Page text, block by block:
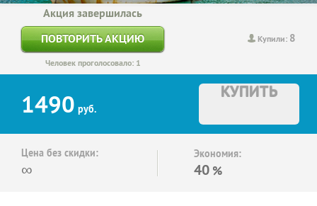
Купили: 8
Акция завершилась
ПОВТОРИТЬ АКЦИЮ
Человек проголосовало: 1
1490 руб.
КУПИТЬ
Цена без скидки:
∞
Экономия:
40 %